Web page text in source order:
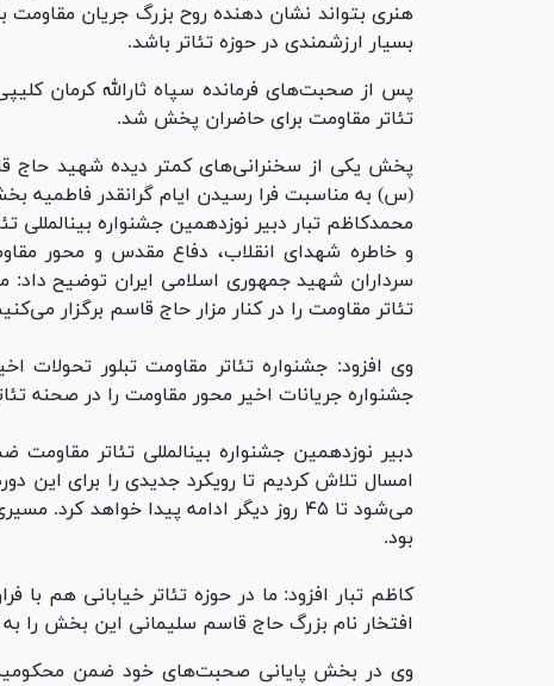
هنری بتواند نشان دهنده روح بزرگ جریان مقاومت
بسیار ارزشمندی در حوزه تئاتر باشد.
پس از صحبت‌های فرمانده سپاه ثارالله کرمان
تئاتر مقاومت برای حاضران پخش شد.
پخش یکی از سخنرانی‌های کمتر دیده شهید حاج
(س) به مناسبت فرا رسیدن ایام گرانقدر فاطمیه
محمدکاظم تبار دبیر نوزدهمین جشنواره
و خاطره شهدای انقلاب، دفاع مقدس و محور
سرداران شهید جمهوری اسلامی ایران توضیح داد:
تئاتر مقاومت را در کنار مزار حاج قاسم برگزار
وی افزود: جشنواره تئاتر مقاومت تبلور
جشنواره جریانات اخیر محور مقاومت را در صحنه
دبیر نوزدهمین جشنواره بینالمللی تئاتر مقاومت
امسال تلاش کردیم تا رویکرد جدیدی را برای این
بود.
کاظم تبار افزود: ما در حوزه تئاتر خیابانی هم با
افتخار نام بزرگ حاج قاسم سلیمانی این بخش را
وی در بخش پایانی صحبت‌های خود ضمن محکومیت